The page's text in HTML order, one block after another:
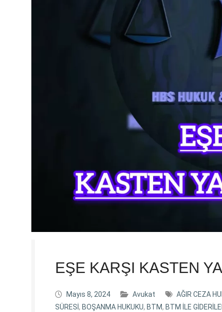
EŞE KARŞI KASTEN
Mayıs 8, 2024 Avukat AĞIR CEZA
SÜRESİ , BOŞANMA HUKUKU, BTM, BTM İLE